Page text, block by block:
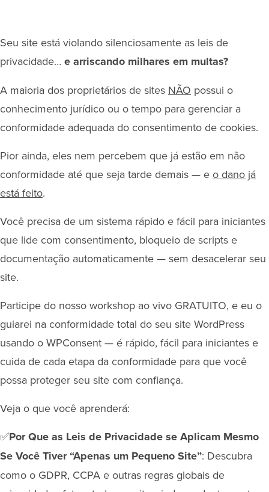
Seu site está violando silenciosamente as leis de
privacidade… e arriscando milhares em multas?
A maioria dos proprietários de sites NÃO possui o
conhecimento jurídico ou o tempo para gerenciar a
conformidade adequada do consentimento de cookies.
Pior ainda, eles nem percebem que já estão em não
conformidade até que seja tarde demais — e o dano já
está feito.
Você precisa de um sistema rápido e fácil para iniciantes
que lide com consentimento, bloqueio de scripts e
documentação automaticamente — sem desacelerar seu
site.
​​​​​​​Participe do nosso workshop ao vivo GRATUITO, e eu o
guiarei na conformidade total do seu site WordPress
usando o WPConsent — é rápido, fácil para iniciantes e
cuida de cada etapa da conformidade para que você
possa proteger seu site com confiança.
Veja o que você aprenderá:
✅Por Que as Leis de Privacidade se Aplicam Mesmo
Se Você Tiver “Apenas um Pequeno Site”: Descubra
como o GDPR, CCPA e outras regras globais de